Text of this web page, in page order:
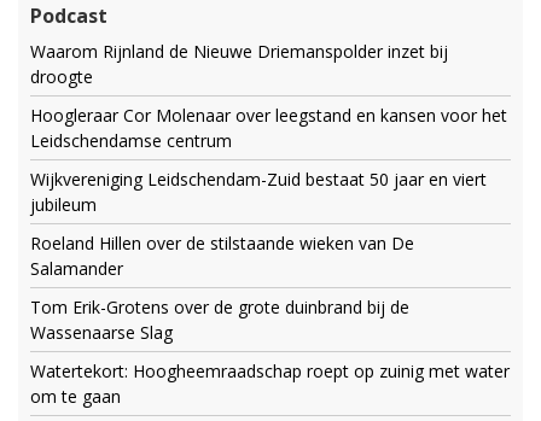
Podcast
Waarom Rijnland de Nieuwe Driemanspolder inzet bij
droogte
Hoogleraar Cor Molenaar over leegstand en kansen voor het
Leidschendamse centrum
Wijkvereniging Leidschendam-Zuid bestaat 50 jaar en viert
jubileum
Roeland Hillen over de stilstaande wieken van De
Salamander
Tom Erik-Grotens over de grote duinbrand bij de
Wassenaarse Slag
Watertekort: Hoogheemraadschap roept op zuinig met water
om te gaan